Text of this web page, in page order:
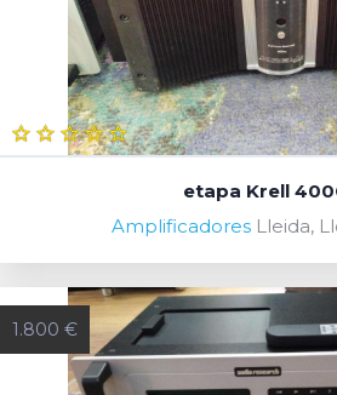
etapa Krell
Amplificadores Lleida,
1.800 €